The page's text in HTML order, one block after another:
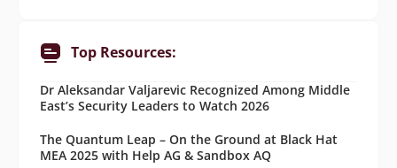
Top Resources:
Dr Aleksandar Valjarevic Recognized Among Middle
East’s Security Leaders to Watch 2026
The Quantum Leap – On the Ground at Black Hat
MEA 2025 with Help AG & Sandbox AQ